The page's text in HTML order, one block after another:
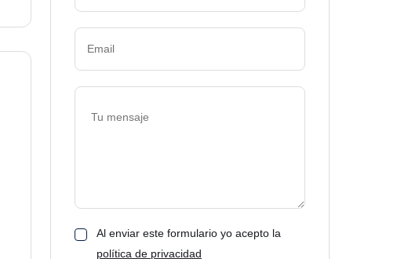
Al enviar este formulario yo acepto la
política de privacidad